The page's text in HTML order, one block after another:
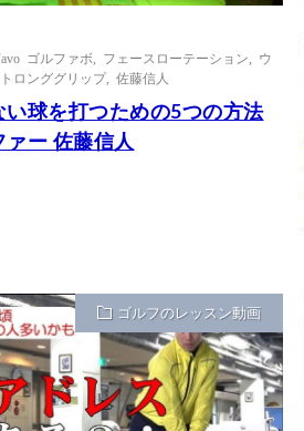
ゴルファボ フェースローテーション
ウ
トロンググリップ, 佐藤信人
い球を打つための5つの方法
ァー 佐藤信人
ゴルフのレッスン動画